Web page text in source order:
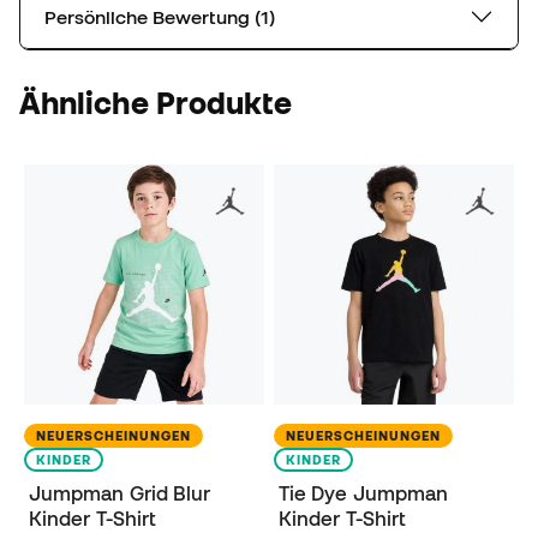
Persönliche Bewertung (1)
Ähnliche Produkte
NEUERSCHEINUNGEN
KINDER
Jumpman Grid Blur
Kinder T-Shirt
NEUERSCHEINUNGEN
KINDER
Tie Dye Jumpman
Kinder T-Shirt